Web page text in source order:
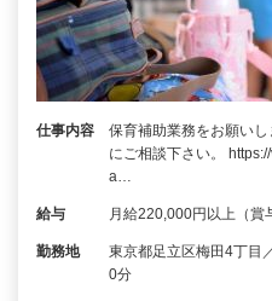
仕事内容
保育補助業務をお願い
にご相談下さい。
a…
給与 月給220,000円以上（賞
勤務地
東京都足立区梅田4丁目
0分